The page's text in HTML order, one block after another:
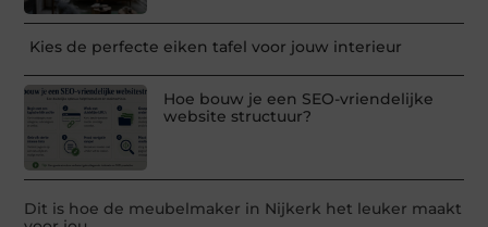
Kies de perfecte eiken tafel voor jouw interieur
Hoe bouw je een SEO-vriendelijke
website structuur?
Dit is hoe de meubelmaker in Nijkerk het leuker maakt